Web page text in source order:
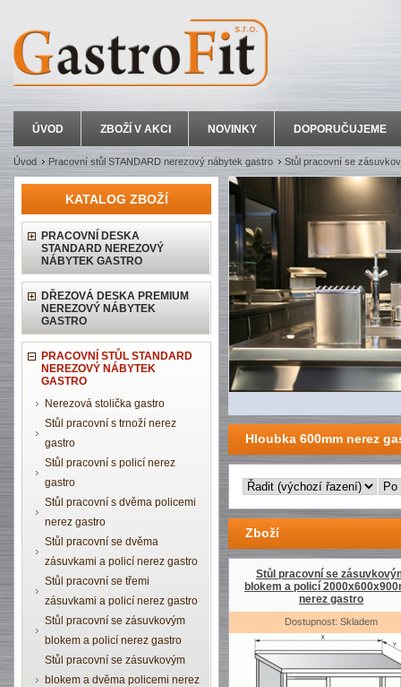
ÚVOD ZBOŽÍ V AKCI NOVINKY DOPORUČUJEME
Úvod Pracovní stůl STANDARD nerezový nábytek gastro Stůl pracovní se
KATALOG ZBOŽÍ
PRACOVNÍ DESKA
STANDARD NEREZOVÝ
NÁBYTEK GASTRO
DŘEZOVÁ DESKA PREMIUM
NEREZOVÝ NÁBYTEK
GASTRO
PRACOVNÍ STŮL STANDARD
NEREZOVÝ NÁBYTEK
GASTRO
Nerezová stolička gastro
Stůl pracovní s trnoží nerez
gastro
Stůl pracovní s policí nerez
gastro
Stůl pracovní s dvěma policemi
nerez gastro
Stůl pracovní se dvěma
zásuvkami a policí nerez gastro
Stůl pracovní se třemi
zásuvkami a policí nerez gastro
Stůl pracovní se zásuvkovým
blokem a policí nerez gastro
Stůl pracovní se zásuvkovým
blokem a dvěma policemi nerez
Hloubka 600mm nerez
Zboží
Stůl pracovní se
blokem a policí
nerez gastro
Dostupnost: Skladem